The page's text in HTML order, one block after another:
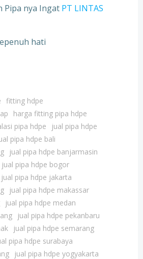
Pipa nya Ingat PT LINTAS
hati
fitting hdpe
harga fitting pipa hdpe
pipa hdpe
jual pipa hdpe
pipa hdpe bali
jual pipa hdpe banjarmasin
jual pipa hdpe bogor
jual pipa hdpe jakarta
jual pipa hdpe makassar
jual pipa hdpe medan
jual pipa hdpe pekanbaru
jual pipa hdpe semarang
pipa hdpe surabaya
jual pipa hdpe yogyakarta